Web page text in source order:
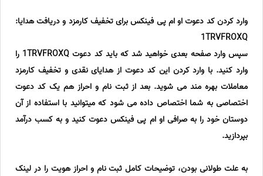
وارد کردن کد دعوت او ام پی فینکس برای تخفیف کارمزد و دریافت هدایا:
1TRVFROXQ
سپس وارد صفحه بعدی خواهید شد که باید کد دعوت 1TRVFROXQ را
وارد کنید. با وارد کردن این کد دعوت از هدایای نقدی و تخفیف کارمزد
معاملات بهره مند می شوید. بعد از ثبت نام و احراز هم یک کد دعوت
اختصاصی به شما اختصاص داده می شود که میتوانید با استفاده از آن
دوستان خود را به صرافی او ام پی فینکس دعوت کنید و به کسب درآمد
بپردازید.
به علت طولانی بودن، توضیحات کامل ثبت نام و احراز هویت را در لینک